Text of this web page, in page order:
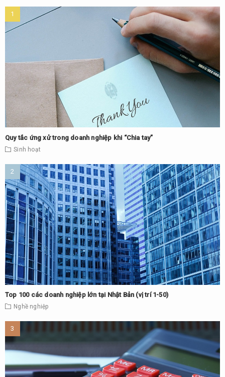
Quy tắc ứng xử trong doanh nghiệp khi “Chia tay”
Sinh hoạt
Top 100 các doanh nghiệp lớn tại Nhật Bản (vị trí 1-50)
Nghề nghiệp